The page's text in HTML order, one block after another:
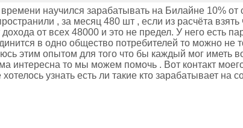
научился зарабатывать на Билайне 10% от
, за месяц 480 шт , если из расчёта взять
от всех 48000 и это не предел. У него есть
в одно общество потребителей то можно не
этим опытом для того что бы каждый мог иметь
интересна то мы можем помочь . Вот контакт
узнать есть ли такие кто зарабатывает на